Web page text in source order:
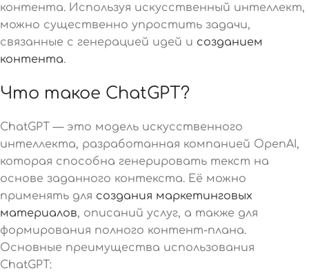
контента. Используя искусственный интеллект,
можно существенно упростить задачи,
связанные с генерацией идей и созданием
контента.
Что такое ChatGPT?
ChatGPT — это модель искусственного
интеллекта, разработанная компанией OpenAI,
которая способна генерировать текст на
основе заданного контекста. Её можно
применять для создания маркетинговых
материалов, описаний услуг, а также для
формирования полного контент-плана.
Основные преимущества использования
ChatGPT: